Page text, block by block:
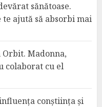
sănătoase.
ajută să absorbi mai
Madonna,
colaborat cu el
conștiința și